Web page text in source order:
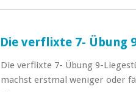
Die verflixte 7- Übung
Die verflixte 7- Übung 9-
machst erstmal weniger oder